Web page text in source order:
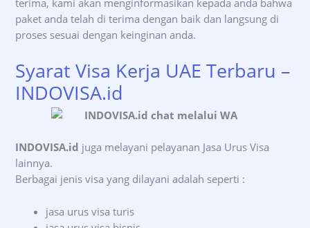
terima, kami akan menginformasikan kepada anda bahwa
paket anda telah di terima dengan baik dan langsung di
proses sesuai dengan keinginan anda.
Syarat Visa Kerja UAE Terbaru –
INDOVISA.id
INDOVISA.id juga melayani pelayanan Jasa Urus Visa
lainnya.
Berbagai jenis visa yang dilayani adalah seperti :
jasa urus visa turis